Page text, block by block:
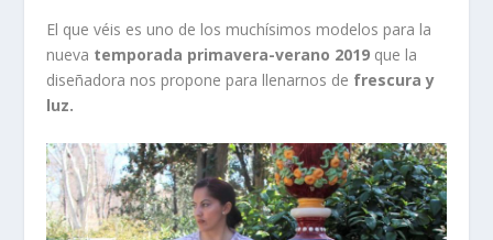
El que véis es uno de los muchísimos modelos para la
nueva temporada primavera-verano 2019 que la
diseñadora nos propone para llenarnos de frescura y
luz.